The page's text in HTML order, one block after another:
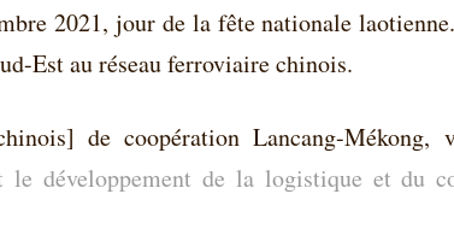
2021, jour de la fête nationale laotienne.
Est au réseau ferroviaire chinois.
de coopération Lancang-Mékong,
le développement de la logistique et du